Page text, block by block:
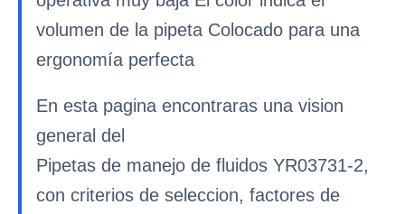
volumen de la pipeta Colocado para una
ergonomía perfecta
En esta pagina encontraras una vision
general del
Pipetas de manejo de fluidos YR03731-2,
con criterios de seleccion, factores de